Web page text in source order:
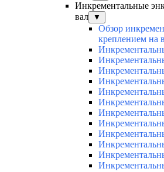
Инкрементальные
вал
▼
Обзор
креплением на